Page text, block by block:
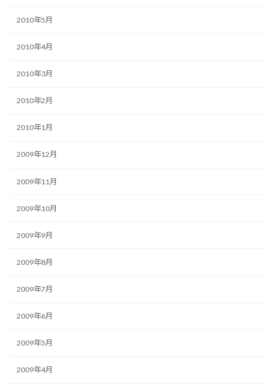
2010年5月
2010年4月
2010年3月
2010年2月
2010年1月
2009年12月
2009年11月
2009年10月
2009年9月
2009年8月
2009年7月
2009年6月
2009年5月
2009年4月